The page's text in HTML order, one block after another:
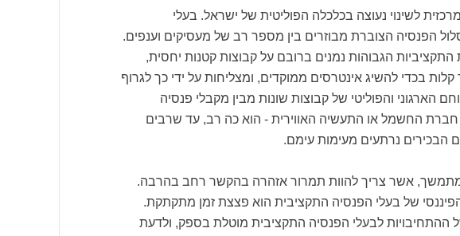
לשינוי נעוצה בכלכלה הפוליטית של ישראל. בעלי
הפנסיה הצוברת מבוזרים בין מספר רב של מעסיקים וענפים.
הגבוהות נמנים ברובם על קבוצות קטנות יחסית,
בכדי להשיג אינטרסים ממוקדים, ומצליחות על ידי כך לגרוף
הארגוני והפוליטי של קבוצות שונות מבין מקבלי פנסיה
חברת החשמל או התעשיה האווירית - הוא כה רב, עד שרבים
הבכירים נרתעים מעימות עימם.
אשר צריך להוות תמרור אזהרה בהקשר רחב בהרבה.
של בעלי הפנסיה התקציבית הוא פצצת זמן מתקתקת.
ההתחיבויות לבעלי הפנסיה התקציבית מוטלת בספק, ולדעת